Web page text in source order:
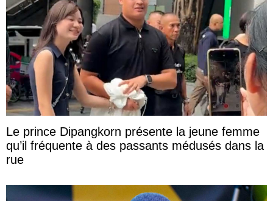
Le prince Dipangkorn présente la jeune femme
qu’il fréquente à des passants médusés dans la
rue